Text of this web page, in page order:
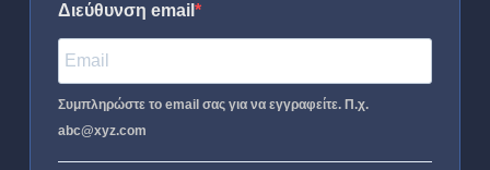
Διεύθυνση email
Συμπληρώστε το email σας για να εγγραφείτε. Π.χ.
abc@xyz.com